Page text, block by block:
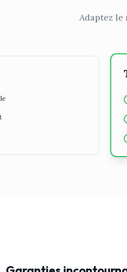
Adaptez